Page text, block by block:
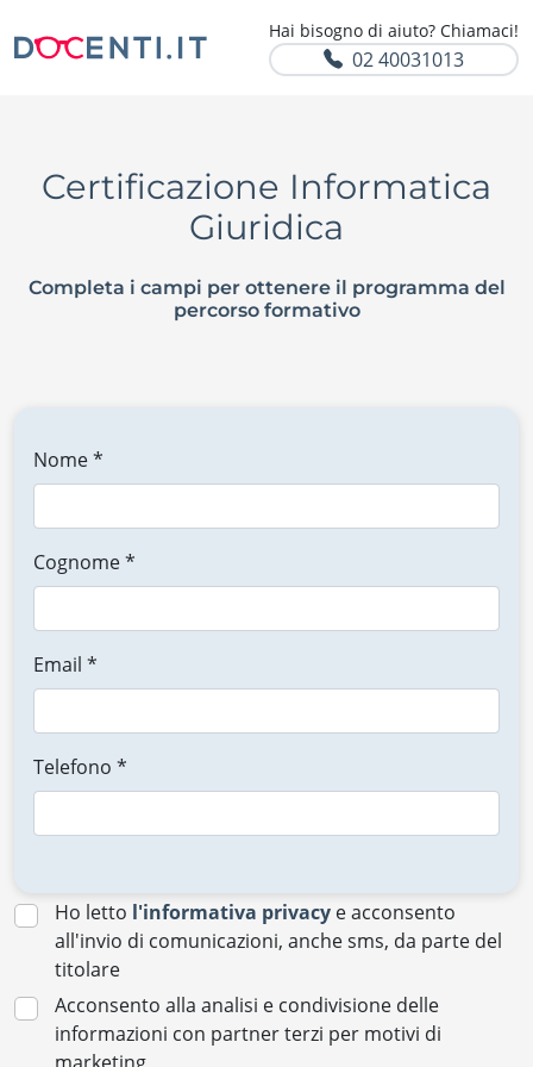
Hai bisogno di aiuto? Chiamaci!
02 40031013
Certificazione Informatica
Giuridica
Completa i campi per ottenere il programma del
percorso formativo
Nome *
Cognome *
Email *
Telefono *
Ho letto l'informativa privacy e acconsento
all'invio di comunicazioni, anche sms, da parte del
titolare
Acconsento alla analisi e condivisione delle
informazioni con partner terzi per motivi di